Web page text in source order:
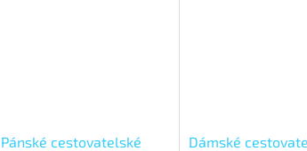
Pánské cestovatelské
Dámské